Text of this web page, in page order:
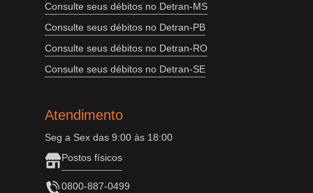
Consulte seus débitos no Detran-MS
Consulte seus débitos no Detran-PB
Consulte seus débitos no Detran-RO
Consulte seus débitos no Detran-SE
Atendimento
Seg a Sex das 9:00 às 18:00
Postos físicos
0800-887-0499